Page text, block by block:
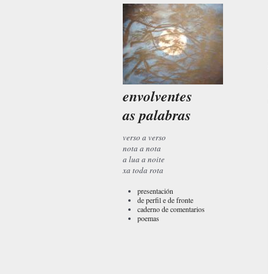
envolventes
as palabras
verso a verso
nota a nota
a lua a noite
xa toda rota
presentación
de perfil e de fronte
caderno de comentarios
poemas